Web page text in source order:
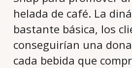
helada de café. La
bastante básica, los
conseguirían una
cada bebida que